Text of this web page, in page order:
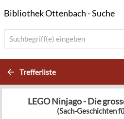
Bibliothek Ottenbach - Suche
Suchbegriff(e) eingeben
Trefferliste
LEGO Ninjago - Die
(Sach-Geschichten